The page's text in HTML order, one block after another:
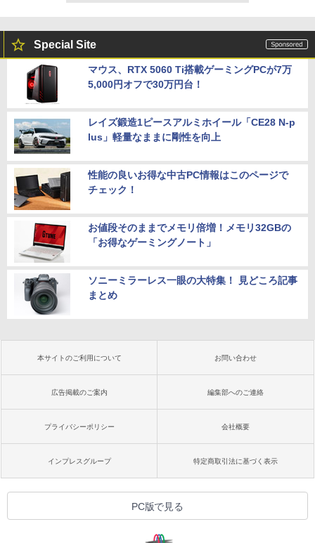
Special Site
マウス、RTX 5060 Ti搭載ゲーミングPCが7万
5,000円オフで30万円台！
レイズ鍛造1ピースアルミホイール「CE28 N-p
lus」軽量なままに剛性を向上
性能の良いお得な中古PC情報はこのページで
チェック！
お値段そのままでメモリ倍増！メモリ32GBの
「お得なゲーミングノート」
ソニーミラーレス一眼の大特集！ 見どころ記事
まとめ
本サイトのご利用について お問い合わせ
広告掲載のご案内 編集部へのご連絡
プライバシーポリシー 会社概要
インプレスグループ 特定商取引法に基づく表示
PC版で見る